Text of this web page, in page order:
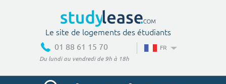
Le site de logements des étudiants
01 88 61 15 70
Du lundi au vendredi de 9h à 18h
FR